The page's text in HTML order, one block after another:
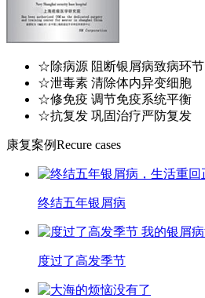
☆除病源 阻断银屑病致病环节
☆泄毒素 清除体内异变细胞
☆修免疫 调节免疫系统平衡
☆抗复发 巩固治疗严防复发
康复案例Recure cases
终结五年银屑病
度过了高发季节